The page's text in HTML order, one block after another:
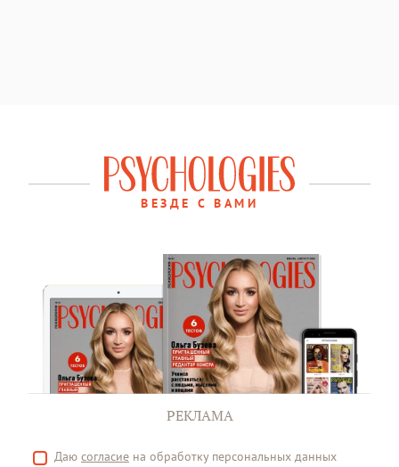
ВЕЗДЕ С ВАМИ
РЕКЛАМА
Даю согласие на обработку персональных данных